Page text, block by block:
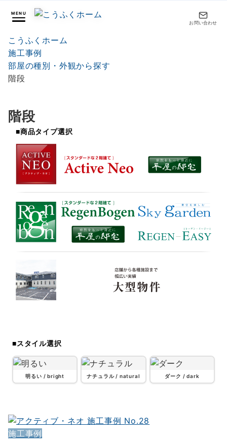
MENU
お問い合わせ
こうふくホーム
施工事例
部屋の種別・外観から探す
階段
階段
■商品タイプ選択
SVG1 SVG2 SVG3
SVG4
SVG5 SVG6
SVG7 SVG8
大型物件 SVG9
■スタイル選択
明るい / bright ナチュラル / natural ダーク / dark
施工事例